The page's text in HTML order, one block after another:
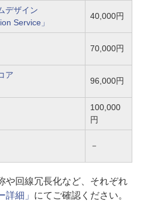
デザイン
Service」
40,000円
70,000円
ア
96,000円
100,000
円
－
や回線冗長化など、それぞれ
詳細」 にてご確認ください。